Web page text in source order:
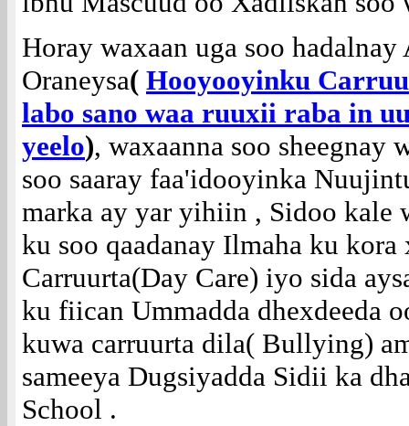
Horay waxaan uga soo hadalnay
Oraneysa( Hooyooyinku
labo sano waa ruuxii raba in
yeelo), waxaanna soo sheegnay
soo saaray faa'idooyinka
marka ay yar yihiin , Sidoo kale
ku soo qaadanay Ilmaha ku kora
Carruurta(Day Care) iyo sida
ku fiican Ummadda dhexdeeda
kuwa carruurta dila( Bullying)
sameeya Dugsiyadda Sidii ka
School .